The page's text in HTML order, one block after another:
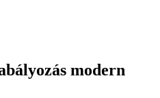
modern